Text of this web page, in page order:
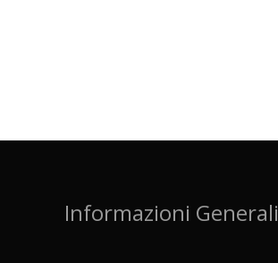
Informazioni Generali